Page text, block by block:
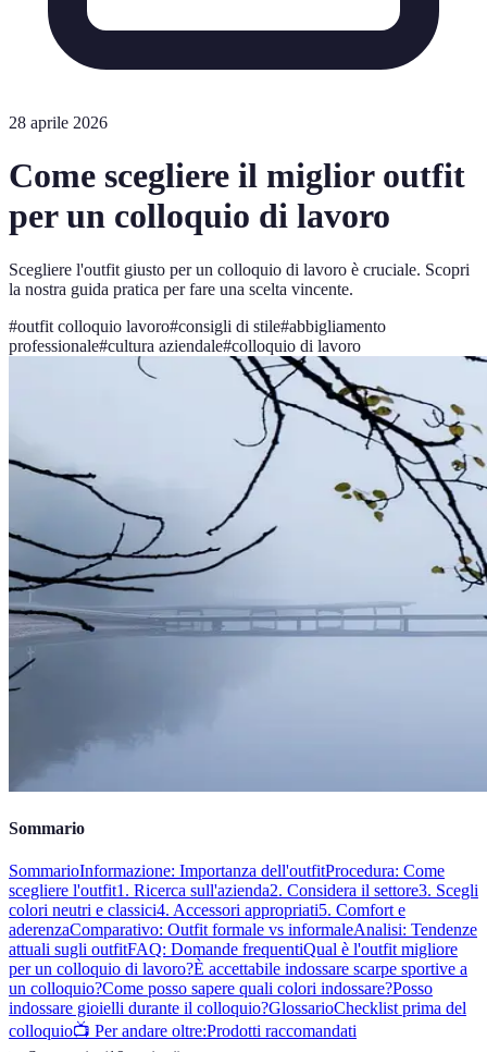
28 aprile 2026
Come scegliere il miglior outfit
per un colloquio di lavoro
Scegliere l'outfit giusto per un colloquio di lavoro è cruciale. Scopri
la nostra guida pratica per fare una scelta vincente.
#outfit colloquio lavoro#consigli di stile#abbigliamento
professionale#cultura aziendale#colloquio di lavoro
Sommario
SommarioInformazione: Importanza dell'outfitProcedura: Come
scegliere l'outfit1. Ricerca sull'azienda2. Considera il settore3. Scegli
colori neutri e classici4. Accessori appropriati5. Comfort e
aderenzaComparativo: Outfit formale vs informaleAnalisi: Tendenze
attuali sugli outfitFAQ: Domande frequentiQual è l'outfit migliore
per un colloquio di lavoro?È accettabile indossare scarpe sportive a
un colloquio?Come posso sapere quali colori indossare?Posso
indossare gioielli durante il colloquio?GlossarioChecklist prima del
colloquio📺 Per andare oltre:Prodotti raccomandati